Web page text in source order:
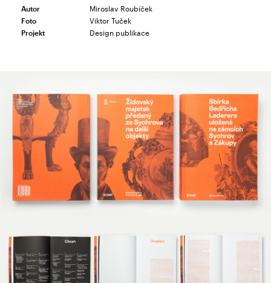
Autor Miroslav Roubíček
Foto Viktor Tuček
Projekt Design publikace